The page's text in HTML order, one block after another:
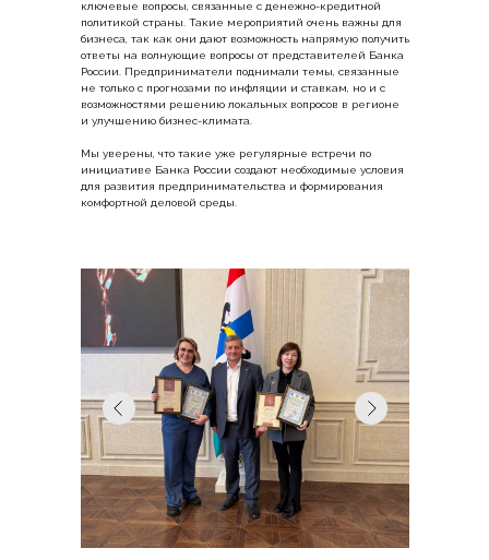
ключевые вопросы, связанные с денежно-кредитной
политикой страны. Такие мероприятий очень важны для
бизнеса, так как они дают возможность напрямую получить
ответы на волнующие вопросы от представителей Банка
России. Предприниматели поднимали темы, связанные
не только с прогнозами по инфляции и ставкам, но и с
возможностями решению локальных вопросов в регионе
и улучшению бизнес-климата.
Мы уверены, что такие уже регулярные встречи по
инициативе Банка России создают необходимые условия
для развития предпринимательства и формирования
комфортной деловой среды.